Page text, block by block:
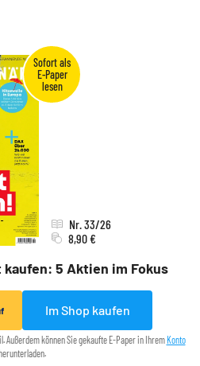
kaufen: 5 Aktien im Fokus
Nr. 33/26
8,90 €
Im Shop kaufen
Außerdem können Sie gekaufte E-Paper in Ihrem Konto
herunterladen.